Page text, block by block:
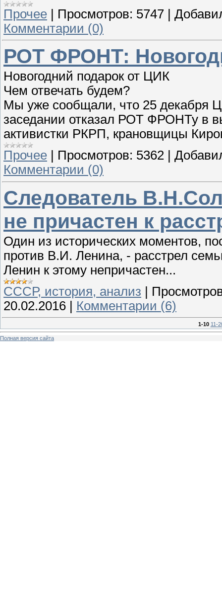
Прочее | Просмотров: 5747 |
Комментарии (0)
РОТ ФРОНТ:
Новогодний подарок от ЦИК
Чем отвечать будем?
Мы уже сообщали, что 25 декабря
заседании отказал РОТ ФРОНТу в
активистки РКРП, крановщицы
Прочее
Просмотров: 5362
Комментарии (0)
Следователь
не причастен к
Один из исторических моментов,
против В.И. Ленина, - расстрел
Ленин к этому непричастен...
СССР, история, анализ
20.02.2016
Комментарии (6)
1-10 11-
Полная версия сайта